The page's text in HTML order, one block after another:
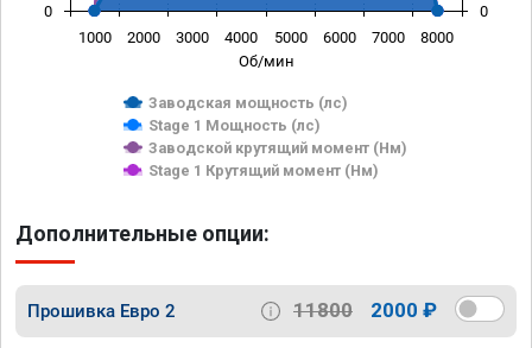
Об/мин
Заводская мощность (лс)
Stage 1 Мощность (лс)
Заводской крутящий момент (Нм)
Stage 1 Крутящий момент (Нм)
1000 2000 3000 4000 5000 6000 7000 8000
0 0
Дополнительные опции:
Прошивка Евро 2 11800 2000 ₽